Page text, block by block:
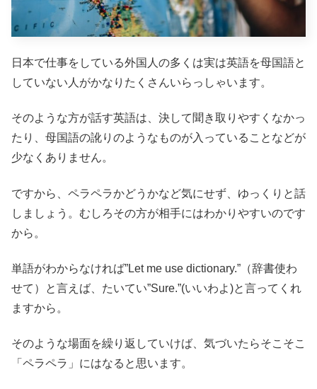
日本で仕事をしている外国人の多くは実は英語を母国語と
していない人がかなりたくさんいらっしゃいます。
そのような方が話す英語は、決して聞き取りやすくなかっ
たり、母国語の訛りのようなものが入っていることなどが
少なくありません。
ですから、ペラペラかどうかなど気にせず、ゆっくりと話
しましょう。むしろその方が相手にはわかりやすいのです
から。
単語がわからなければ”Let me use dictionary.”（辞書使わ
せて）と言えば、たいてい”Sure.”(いいわよ)と言ってくれ
ますから。
そのような場面を繰り返していけば、気づいたらそこそこ
「ペラペラ」にはなると思います。